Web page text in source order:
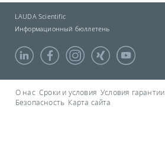
LAUDA Scientific
Информационный бюллетень
О нас Сроки и условия Условия гарантии
Безопасность Карта сайта